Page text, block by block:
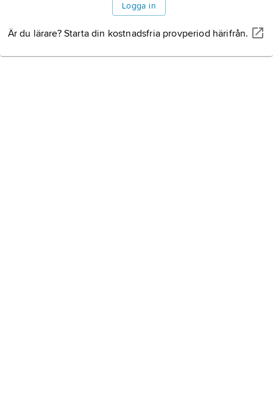
Logga in
Är du lärare? Starta din kostnadsfria provperiod härifrån.